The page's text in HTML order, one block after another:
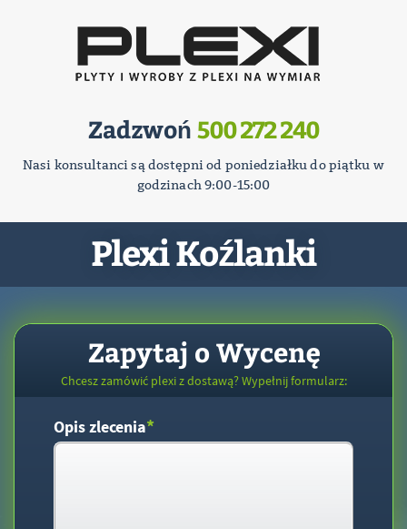
Zadzwoń 500 272 240
Nasi konsultanci są dostępni od poniedziałku do piątku w
godzinach 9:00-15:00
Plexi Koźlanki
Zapytaj o Wycenę
Chcesz zamówić plexi z dostawą? Wypełnij formularz:
Opis zlecenia*